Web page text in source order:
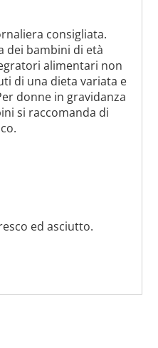
consigliata.
dei bambini di età
alimentari non
di una dieta variata e
donne in gravidanza
si raccomanda di
ed asciutto.